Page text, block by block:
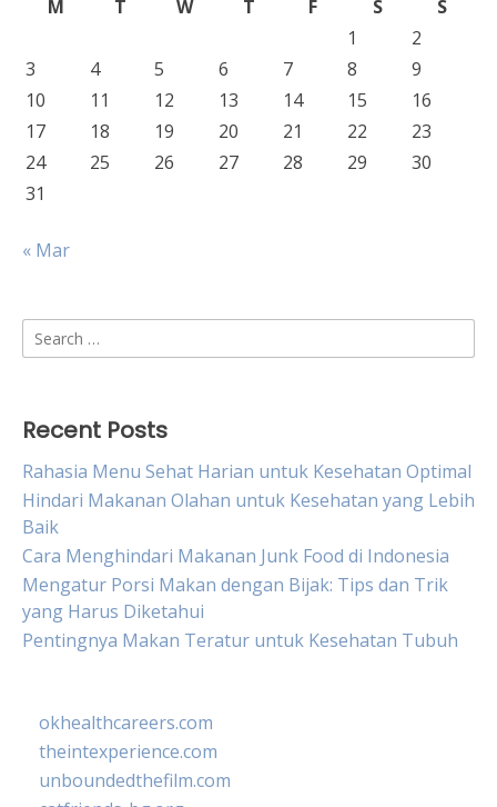
M
T W T F S
S
1
2
3
4 5 6 7 8
9
10
11 12 13 14 15
16
17
18 19 20 21 22
23
24
25 26 27 28 29
30
31
« Mar
Search
for:
Recent Posts
Rahasia Menu Sehat Harian untuk Kesehatan Optimal
Hindari Makanan Olahan untuk Kesehatan yang Lebih
Baik
Cara Menghindari Makanan Junk Food di Indonesia
Mengatur Porsi Makan dengan Bijak: Tips dan Trik
yang Harus Diketahui
Pentingnya Makan Teratur untuk Kesehatan Tubuh
okhealthcareers.com
theintexperience.com
unboundedthefilm.com